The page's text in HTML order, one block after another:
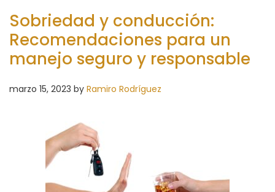
Sobriedad y conducción:
Recomendaciones para un
manejo seguro y responsable
marzo 15, 2023 by Ramiro Rodríguez